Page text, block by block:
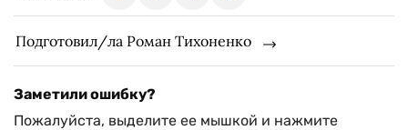
Подготовил/ла Роман Тихоненко
Заметили ошибку?
Пожалуйста, выделите ее мышкой и нажмите